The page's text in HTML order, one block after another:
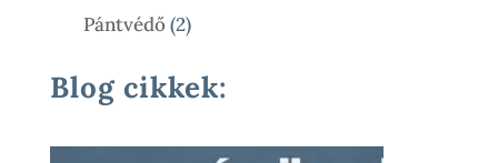
Termék
Pántvédő 22
Blog cikkek: